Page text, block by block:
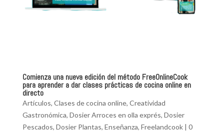
Comienza una nueva edición del método FreeOnlineCook
para aprender a dar clases prácticas de cocina online en
directo
Artículos, Clases de cocina online, Creatividad
Gastronómica, Dosier Arroces en olla exprés, Dosier
Pescados, Dosier Plantas, Enseñanza, Freelandcook| 0